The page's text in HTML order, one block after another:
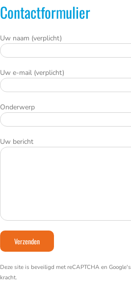
Contactformulier
Uw naam (verplicht)
Uw e-mail (verplicht)
Onderwerp
Uw bericht
Deze site is beveiligd met reCAPTCHA en Google's
kracht.